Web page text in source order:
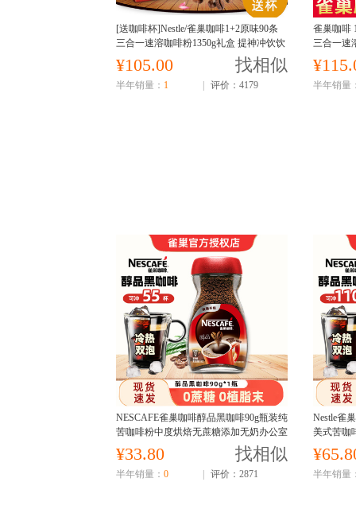
[送咖啡杯]Nestle/雀巢咖啡1+2原味90条
三合一速溶咖啡粉1350g礼盒 提神冲饮饮
料学生早餐
¥105.00 找相似
半年销量： 1 评价：4179
雀巢咖啡
三合一速
饮饮料
半年销量
NESCAFE雀巢咖啡醇品黑咖啡90g瓶装纯
苦咖啡粉中度烘焙无蔗糖添加无奶办公室
下午茶学习运动饮品
¥33.80 找相似
半年销量： 0 评价：2871
Nestle雀
美式苦咖
饮
半年销量